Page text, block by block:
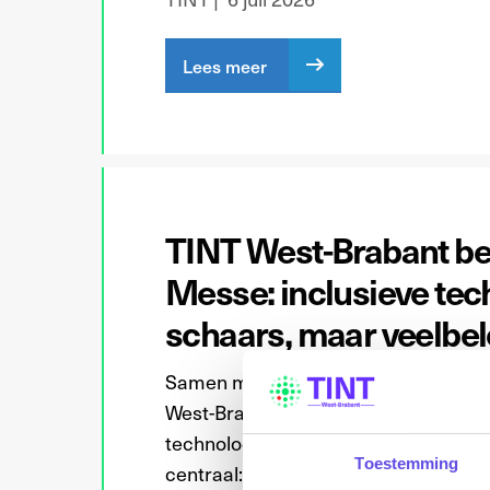
Toestemming
Lees meer
TINT West‑Brabant
Messe: inclusieve
schaars, maar
Samen met het Platform Inclusieve
West‑Brabant de Hannover Messe,
technologiebeurs. Tijdens deze
centraal: kan technologie bijdragen